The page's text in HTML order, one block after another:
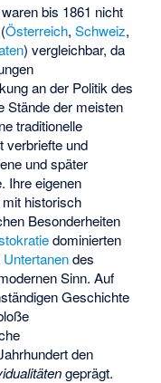
bis 1861 nicht
(Österreich,Schweiz,
) vergleichbar, da
an der Politik des
Stände der meisten
traditionelle
verbriefte und
und später
Ihre eigenen
historisch
Besonderheiten
dominierten
Untertanendes
Sinn. Auf
Geschichte
den
geprägt.